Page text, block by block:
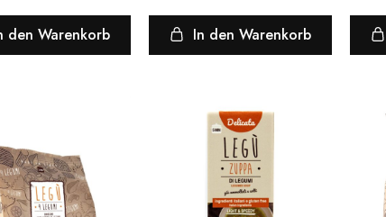
den Warenkorb In den Warenkorb